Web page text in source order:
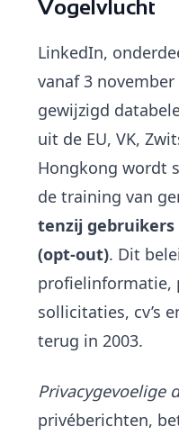
Vogelvlucht
LinkedIn,
vanaf 3
gewijzigd
uit de EU, VK,
Hongkong wordt
de training van
tenzij
(opt-out). Dit
profielinformatie,
sollicitaties, cv’s
terug in 2003.
Privacygevoelige
privéberichten,